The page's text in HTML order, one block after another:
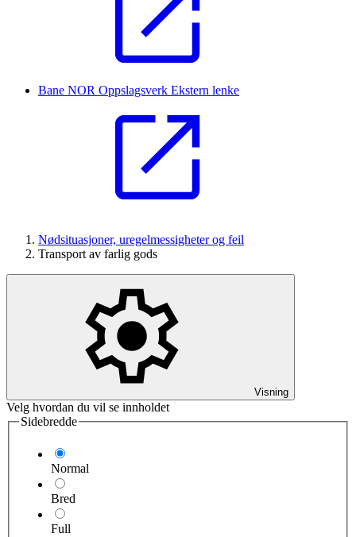
Bane NOR Oppslagsverk Ekstern lenke
Nødsituasjoner, uregelmessigheter og feil
Transport av farlig gods
Visning
Velg hvordan du vil se innholdet
Sidebredde
Normal
Bred
Full